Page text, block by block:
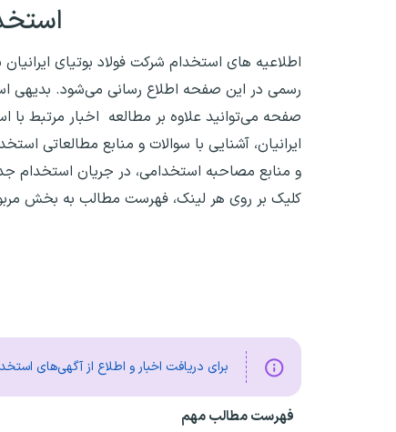
اطلاعیه های استخدام‌ شرکت فولاد بوتیای
رسمی در این صفحه اطلاع رسانی می‌شود. بدیهی
صفحه می‌توانید علاوه بر مطالعه اخبار مرتبط با
ایرانیان، آشنایی با سوالات و منابع مطالعاتی
و منابع مصاحبه استخدامی، در جریان استخدام
کلیک بر روی هر لینک، فهرست مطالب به بخش
برای دریافت اخبار و اطلاع از آگهی‌های
فهرست مطالب مهم